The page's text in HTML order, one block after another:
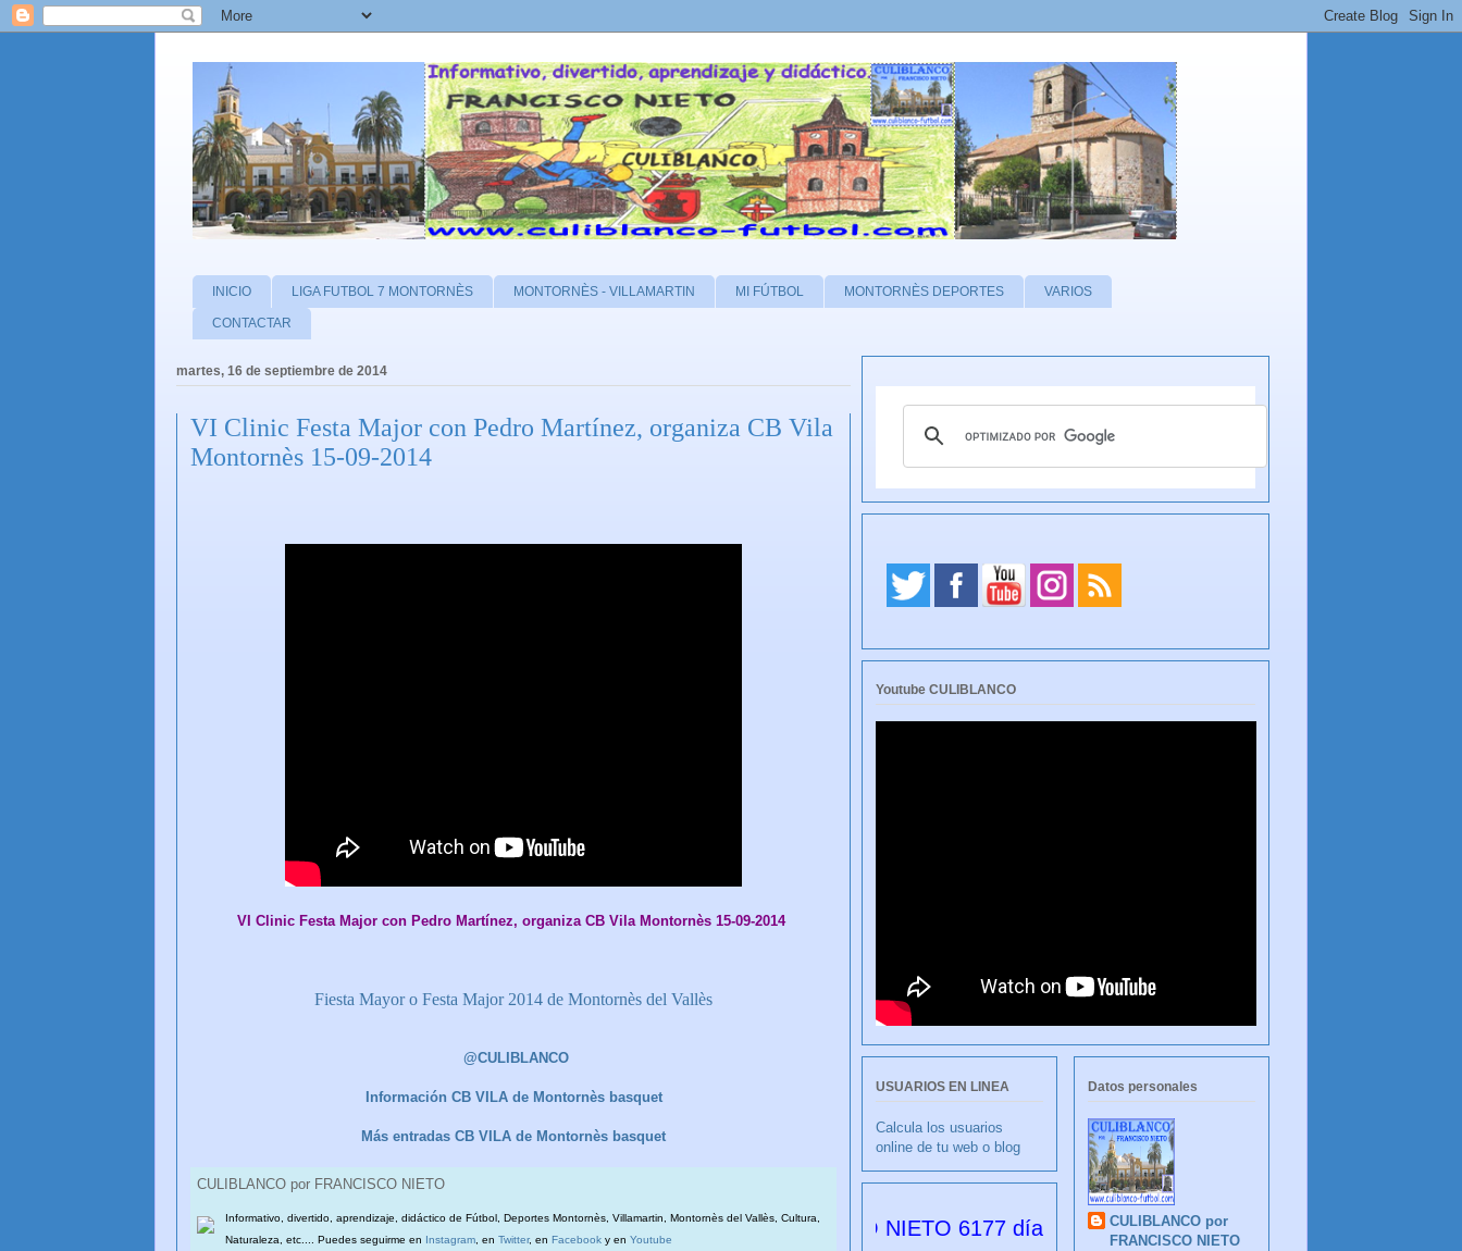
INICIO LIGA FUTBOL 7 MONTORNÈS MONTORNÈS - VILLAMARTIN MI FÚTBOL MONTORNÈS DEPORTES VARIOS
CONTACTAR
martes, 16 de septiembre de 2014
VI Clinic Festa Major con Pedro Martínez, organiza CB Vila
Montornès 15-09-2014
VI Clinic Festa Major con Pedro Martínez, organiza CB Vila Montornès 15-09-2014
Fiesta Mayor o Festa Major 2014 de Montornès del Vallès
@CULIBLANCO
Información CB VILA de Montornès basquet
Más entradas CB VILA de Montornès basquet
CULIBLANCO por FRANCISCO NIETO
Informativo, divertido, aprendizaje, didáctico de Fútbol, Deportes Montornès, Villamartin, Montornès del Vallès, Cultura,
Naturaleza, etc.... Puedes seguirme en
Instagram, en Twitter, en Facebook y en Youtube
Youtube CULIBLANCO
USUARIOS EN LINEA
Calcula los usuarios
online de tu web o blog
CULIBLANCO por FRANCISCO NIETO 6177 días desde su creación
Datos personales
CULIBLANCO por
FRANCISCO NIETO